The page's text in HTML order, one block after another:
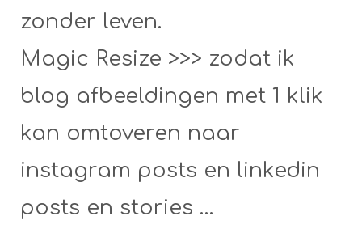
zonder leven.
Magic Resize >>> zodat ik
blog afbeeldingen met 1 klik
kan omtoveren naar
instagram posts en linkedin
posts en stories …